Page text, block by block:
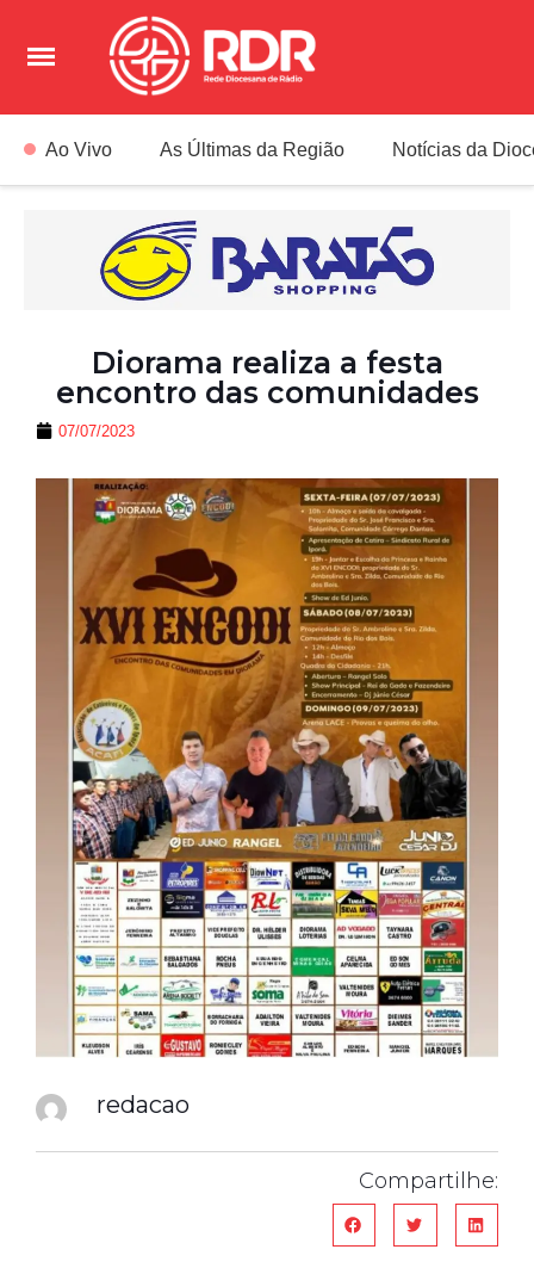
Ao Vivo As Últimas da Região Notícias da
Diorama realiza a festa
encontro das comunidades
07/07/2023
redacao
Compartilhe: